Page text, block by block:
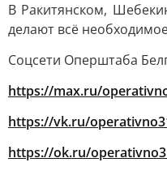
В Ракитянском,
делают всё
Соцсети Оперштаба
https://max.ru/
https://vk.ru/
https://ok.ru/